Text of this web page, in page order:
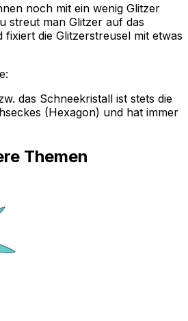
noch mit ein wenig Glitzer
streut man Glitzer auf das
die Glitzerstreusel mit etwas
das Schneekristall ist stets die
(Hexagon) und hat immer
Themen